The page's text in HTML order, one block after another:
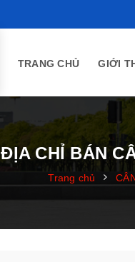
TRANG CHỦ GIỚI
ĐỊA CHỈ BÁN
Trang chủ